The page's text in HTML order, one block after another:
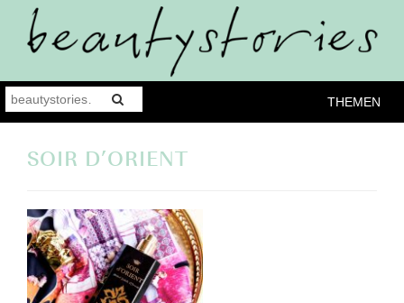
THEMEN
SOIR D’ORIENT